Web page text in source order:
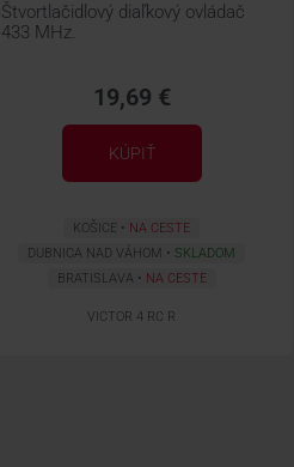
Štvortlačidlový diaľkový ovládač
433 MHz.
19,69 €
KÚPIŤ
KOŠICE
NA CESTE
DUBNICA NAD VÁHOM
SKLADOM
BRATISLAVA
NA CESTE
VICTOR 4 RC R